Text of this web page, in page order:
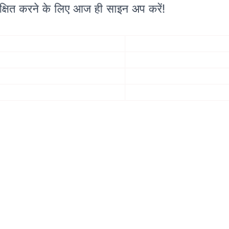
करने के लिए आज ही साइन अप करें!